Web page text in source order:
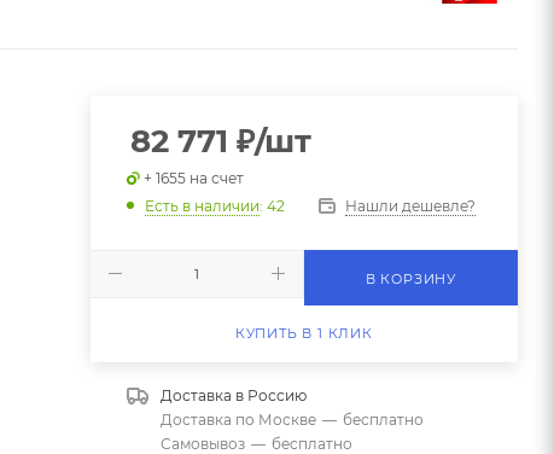
82 771 ₽/шт
+ 1655 на счет
Есть в наличии: 42 Нашли дешевле?
В КОРЗИНУ
КУПИТЬ В 1 КЛИК
Доставка в Россию
Доставка по Москве — бесплатно
Самовывоз — бесплатно